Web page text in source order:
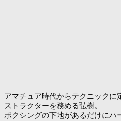
アマチュア時代からテクニックに
ストラクターを務める弘樹。
ボクシングの下地があるだけにハ